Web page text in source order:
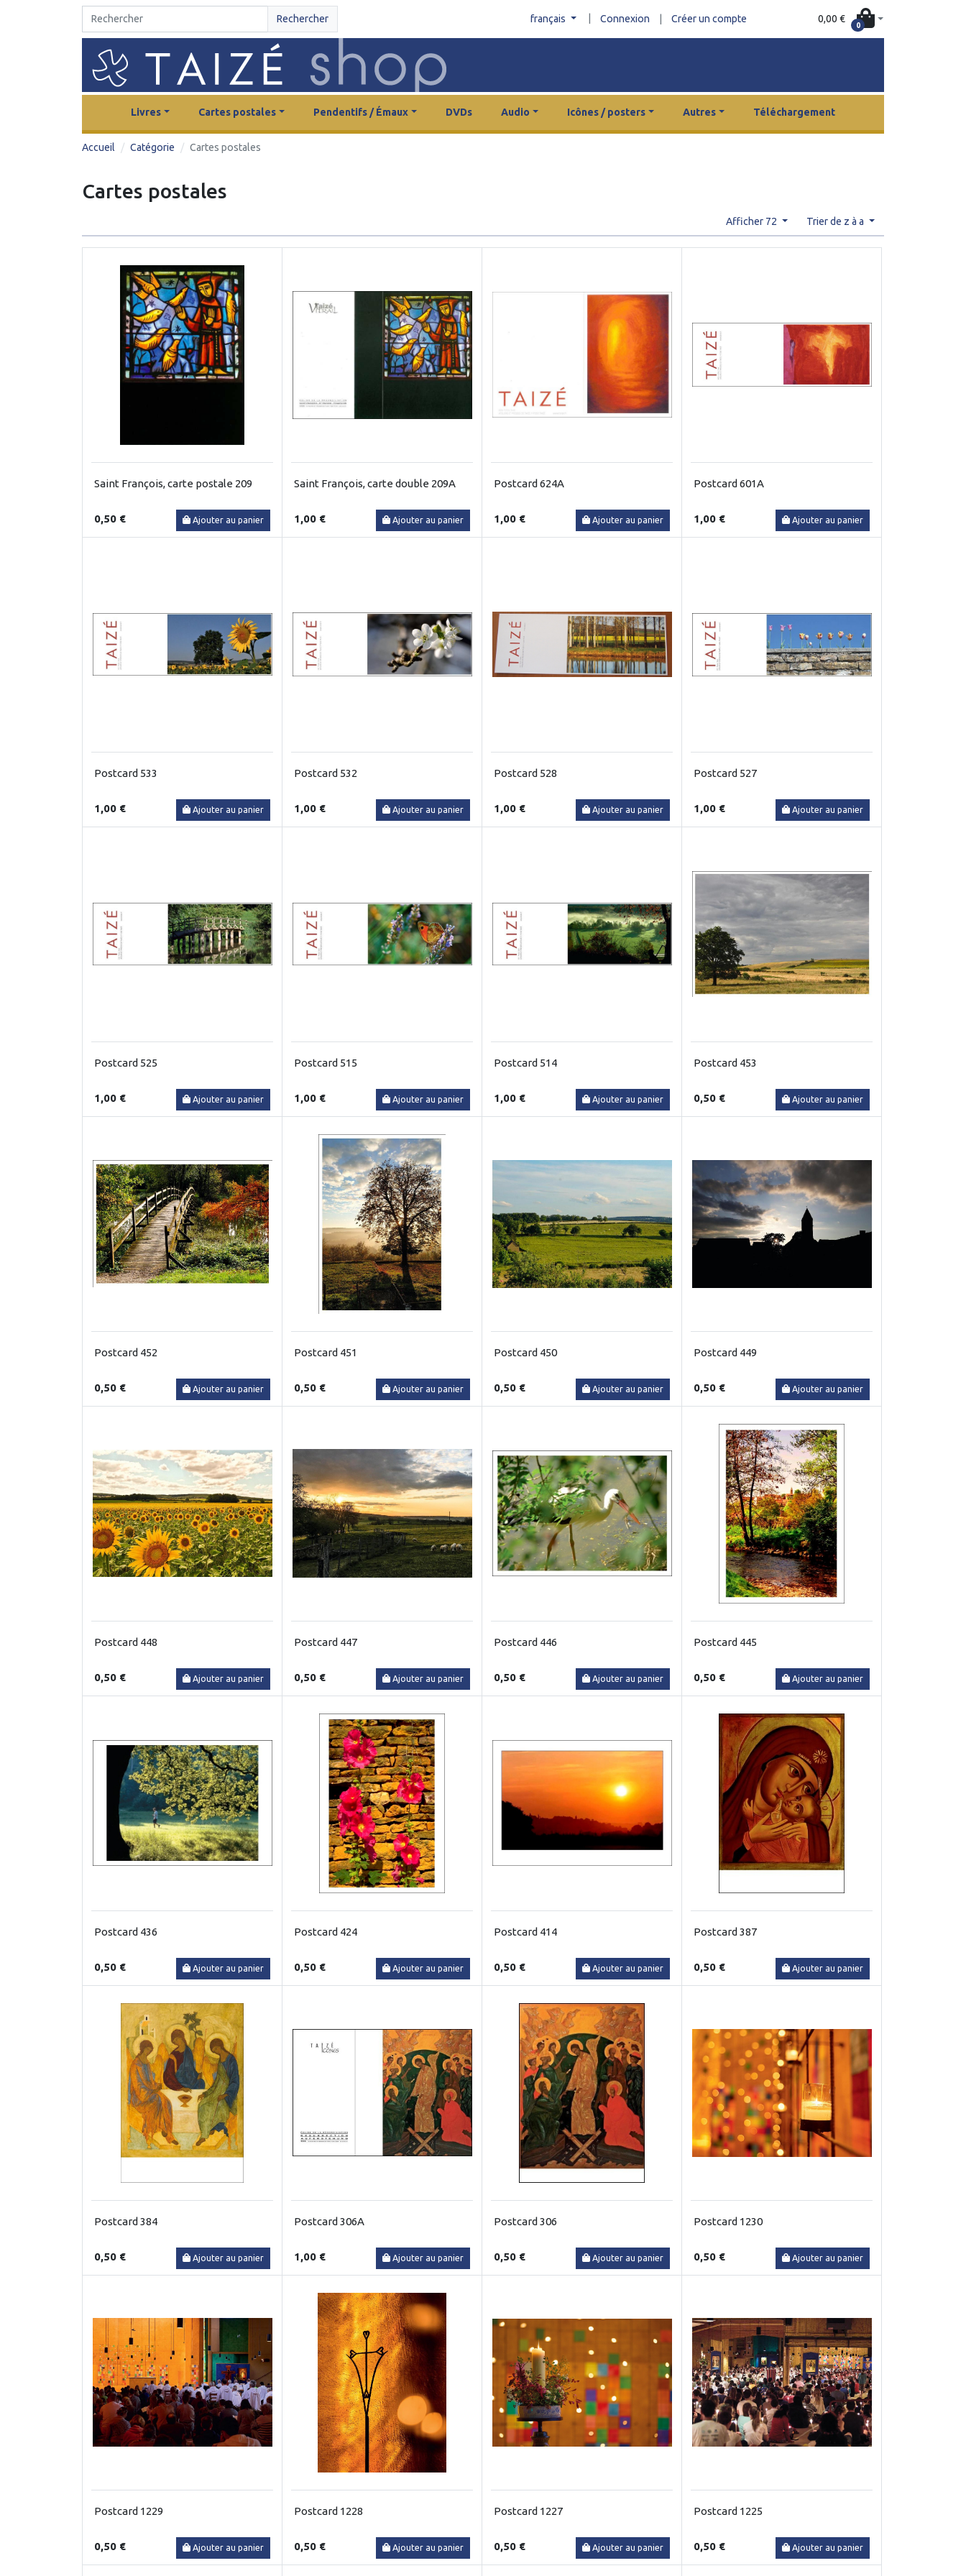
Rechercher français Connexion Créer un compte 0,00 €
0
Livres Cartes postales Pendentifs / Émaux DVDs Audio Icônes / posters Autres Téléchargement
Accueil Catégorie Cartes postales
Cartes postales
Afficher 72 Trier de z à a
Saint François, carte postale 209
0,50 € Ajouter au panier
Saint François, carte double 209A
1,00 € Ajouter au panier
Postcard 624A
1,00 € Ajouter au panier
Postcard 601A
1,00 € Ajouter au panier
Postcard 533
1,00 € Ajouter au panier
Postcard 532
1,00 € Ajouter au panier
Postcard 528
1,00 € Ajouter au panier
Postcard 527
1,00 € Ajouter au panier
Postcard 525
1,00 € Ajouter au panier
Postcard 515
1,00 € Ajouter au panier
Postcard 514
1,00 € Ajouter au panier
Postcard 453
0,50 € Ajouter au panier
Postcard 452
0,50 € Ajouter au panier
Postcard 451
0,50 € Ajouter au panier
Postcard 450
0,50 € Ajouter au panier
Postcard 449
0,50 € Ajouter au panier
Postcard 448
0,50 € Ajouter au panier
Postcard 447
0,50 € Ajouter au panier
Postcard 446
0,50 € Ajouter au panier
Postcard 445
0,50 € Ajouter au panier
Postcard 436
0,50 € Ajouter au panier
Postcard 424
0,50 € Ajouter au panier
Postcard 414
0,50 € Ajouter au panier
Postcard 387
0,50 € Ajouter au panier
Postcard 384
0,50 € Ajouter au panier
Postcard 306A
1,00 € Ajouter au panier
Postcard 306
0,50 € Ajouter au panier
Postcard 1230
0,50 € Ajouter au panier
Postcard 1229
0,50 € Ajouter au panier
Postcard 1228
0,50 € Ajouter au panier
Postcard 1227
0,50 € Ajouter au panier
Postcard 1225
0,50 € Ajouter au panier